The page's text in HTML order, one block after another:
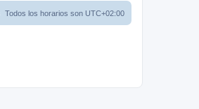
Todos los horarios son UTC+02:00